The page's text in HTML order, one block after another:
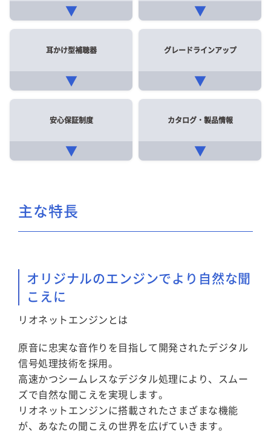
▼ ▼
耳かけ型補聴器
▼
グレードラインアップ
▼
安心保証制度
▼
カタログ・製品情報
▼
主な特長
オリジナルのエンジンでより自然な聞
こえに
リオネットエンジンとは
原音に忠実な音作りを目指して開発されたデジタル
信号処理技術を採用。
高速かつシームレスなデジタル処理により、スムー
ズで自然な聞こえを実現します。
リオネットエンジンに搭載されたさまざまな機能
が、あなたの聞こえの世界を広げていきます。